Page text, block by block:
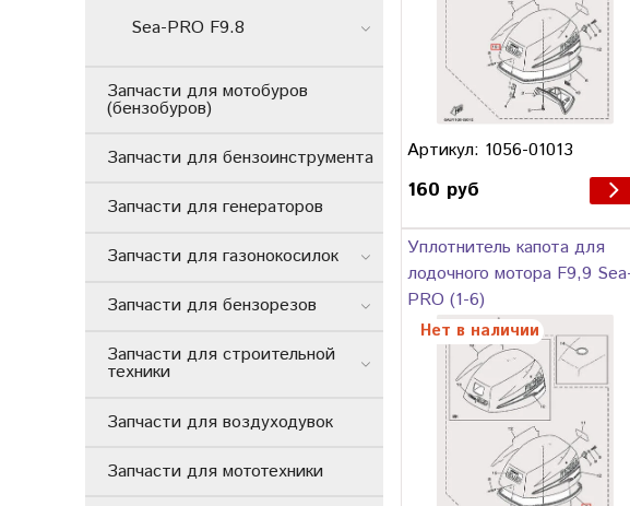
Артикул: 1056-01013
160 руб
Уплотнитель капота для
лодочного мотора F9,9
PRO (1-6)
Нет в наличии
Sea-PRO F9.8
Запчасти для мотобуров
(бензобуров)
Запчасти для бензоинструмента
Запчасти для генераторов
Запчасти для газонокосилок
Запчасти для бензорезов
Запчасти для строительной
техники
Запчасти для воздуходувок
Запчасти для мототехники